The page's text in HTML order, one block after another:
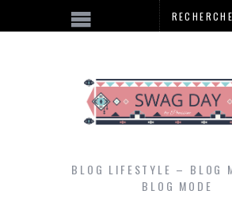
BLOG LIFESTYLE – BLOG
BLOG MODE